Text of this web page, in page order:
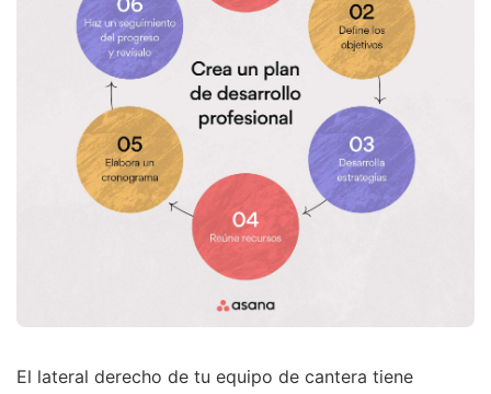
El lateral derecho de tu equipo de cantera tiene